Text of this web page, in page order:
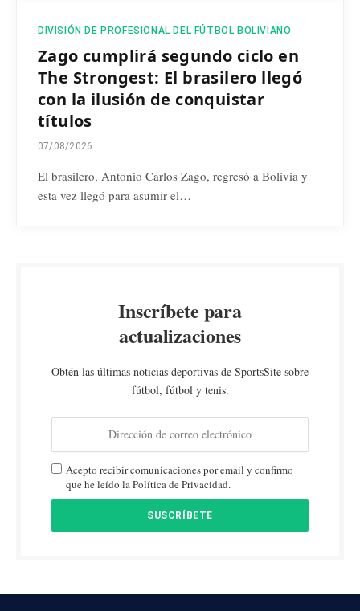
DIVISIÓN DE PROFESIONAL DEL FÚTBOL BOLIVIANO
Zago cumplirá segundo ciclo en
The Strongest: El brasilero llegó
con la ilusión de conquistar
títulos
07/08/2026
El brasilero, Antonio Carlos Zago, regresó a Bolivia y
esta vez llegó para asumir el…
Inscríbete para
actualizaciones
Obtén las últimas noticias deportivas de SportsSite sobre
fútbol, fútbol y tenis.
Acepto recibir comunicaciones por email y confirmo
que he leído la Política de Privacidad.